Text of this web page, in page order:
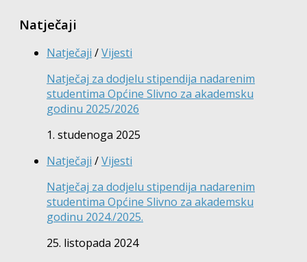
Natječaji
Natječaji /Vijesti
Natječaj za dodjelu stipendija nadarenim
studentima Općine Slivno za akademsku
godinu 2025/2026
1. studenoga 2025
Natječaji /Vijesti
Natječaj za dodjelu stipendija nadarenim
studentima Općine Slivno za akademsku
godinu 2024./2025.
25. listopada 2024